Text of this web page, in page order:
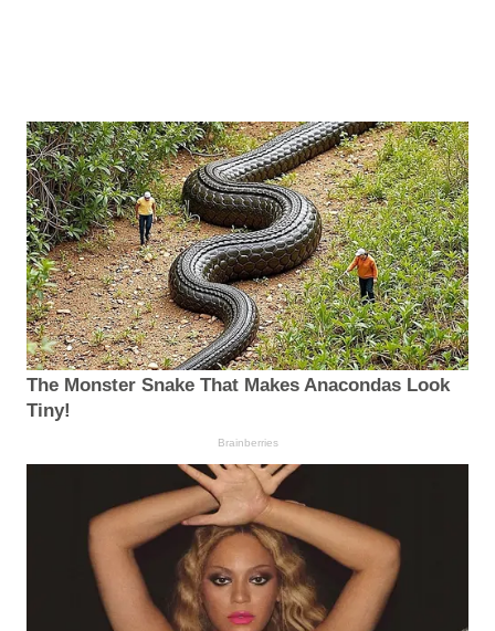
The Monster Snake That Makes Anacondas Look
Tiny!
Brainberries